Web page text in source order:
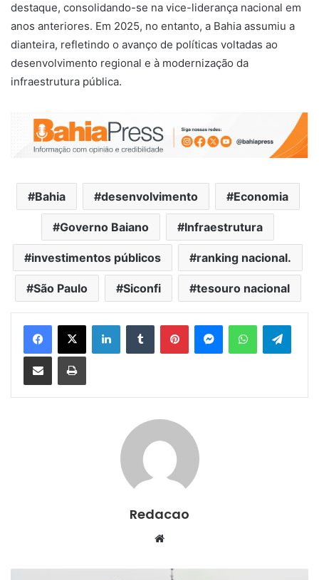
destaque, consolidando-se na vice-liderança nacional em
anos anteriores. Em 2025, no entanto, a Bahia assumiu a
dianteira, refletindo o avanço de políticas voltadas ao
desenvolvimento regional e à modernização da
infraestrutura pública.
Bahia desenvolvimento Economia
Governo Baiano Infraestrutura
investimentos públicos ranking nacional.
São Paulo Siconfi tesouro nacional
Redacao
te